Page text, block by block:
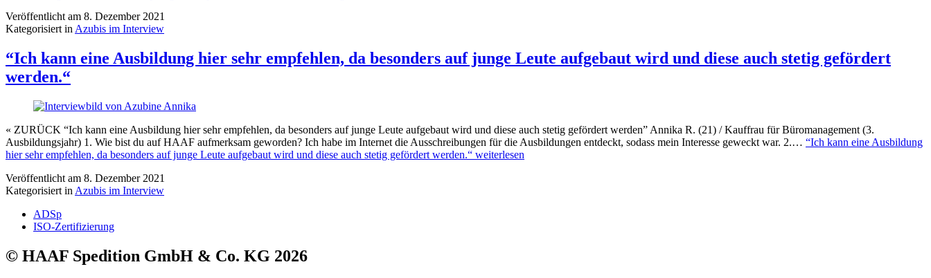
Veröffentlicht am 8. Dezember 2021
Kategorisiert in Azubis im Interview
“Ich kann eine Ausbildung hier sehr empfehlen, da besonders auf junge Leute aufgebaut wird und diese auch stetig gefördert
werden.“
« ZURÜCK “Ich kann eine Ausbildung hier sehr empfehlen, da besonders auf junge Leute aufgebaut wird und diese auch stetig gefördert werden” Annika R. (21) / Kauffrau für Büromanagement (3.
Ausbildungsjahr) 1. Wie bist du auf HAAF aufmerksam geworden? Ich habe im Internet die Ausschreibungen für die Ausbildungen entdeckt, sodass mein Interesse geweckt war. 2.… “Ich kann eine Ausbildung
hier sehr empfehlen, da besonders auf junge Leute aufgebaut wird und diese auch stetig gefördert werden.“ weiterlesen
Veröffentlicht am 8. Dezember 2021
Kategorisiert in Azubis im Interview
ADSp
ISO-Zertifizierung
© HAAF Spedition GmbH & Co. KG 2026